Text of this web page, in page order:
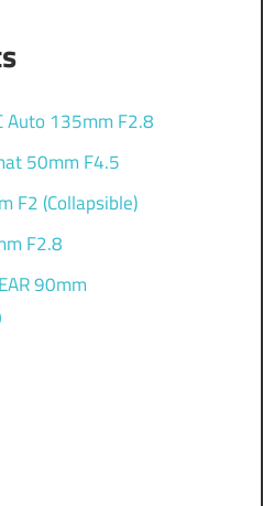
Auto 135mm F2.8
50mm F4.5
F2 (Collapsible)
F2.8
90mm